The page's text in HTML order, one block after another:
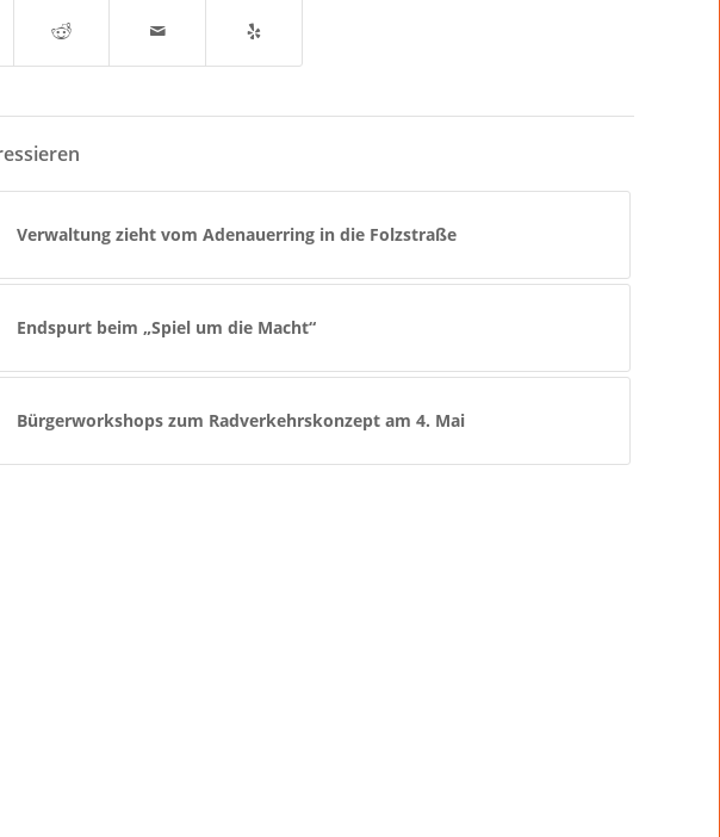
Verwaltung zieht vom Adenauerring in die Folzstraße
Endspurt beim „Spiel um die Macht“
Bürgerworkshops zum Radverkehrskonzept am 4. Mai